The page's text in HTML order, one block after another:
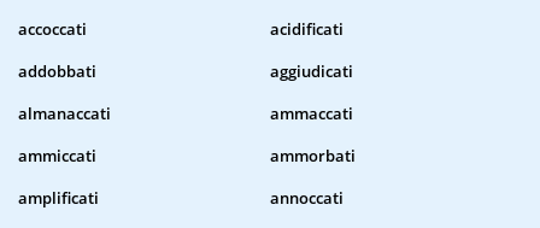
accoccati
acidificati
addobbati
aggiudicati
almanaccati
ammaccati
ammiccati
ammorbati
amplificati
annoccati